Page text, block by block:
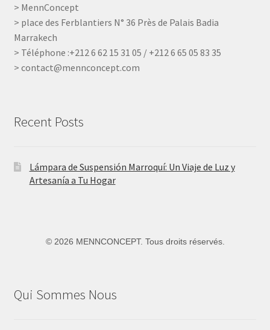
> MennConcept
> place des Ferblantiers N° 36 Près de Palais Badia
Marrakech
> Téléphone :+212 6 62 15 31 05 / +212 6 65 05 83 35
> contact@mennconcept.com
Recent Posts
Lámpara de Suspensión Marroquí: Un Viaje de Luz y
Artesanía a Tu Hogar
© 2026 MENNCONCEPT. Tous droits réservés.
Qui Sommes Nous